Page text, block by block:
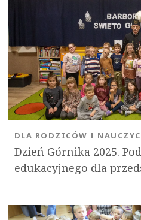
Dzień Górnika 2025.
edukacyjnego dla
DLA RODZICÓW I